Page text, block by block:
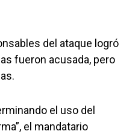
del ataque logró
fueron acusada, pero
el uso del
el mandatario